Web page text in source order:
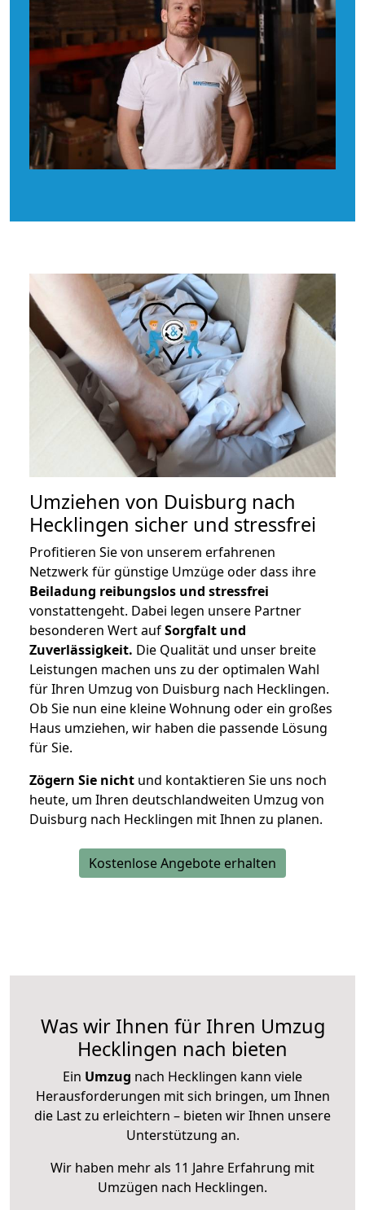
Umziehen von Duisburg nach
Hecklingen sicher und stressfrei
Profitieren Sie von unserem erfahrenen
Netzwerk für günstige Umzüge oder dass ihre
Beiladung reibungslos und stressfrei
vonstattengeht. Dabei legen unsere Partner
besonderen Wert aufSorgfalt und
Zuverlässigkeit. Die Qualität und unser breite
Leistungen machen uns zu der optimalen Wahl
für Ihren Umzug von Duisburg nach Hecklingen.
Ob Sie nun eine kleine Wohnung oder ein großes
Haus umziehen, wir haben die passende Lösung
für Sie.
Zögern Sie nicht und kontaktieren Sie uns noch
heute, um Ihren deutschlandweiten Umzug von
Duisburg nach Hecklingen mit Ihnen zu planen.
Kostenlose Angebote erhalten
Was wir Ihnen für Ihren Umzug
Hecklingen nach bieten
Ein Umzug nach Hecklingen kann viele
Herausforderungen mit sich bringen, um Ihnen
die Last zu erleichtern – bieten wir Ihnen unsere
Unterstützung an.
Wir haben mehr als 11 Jahre Erfahrung mit
Umzügen nach Hecklingen.